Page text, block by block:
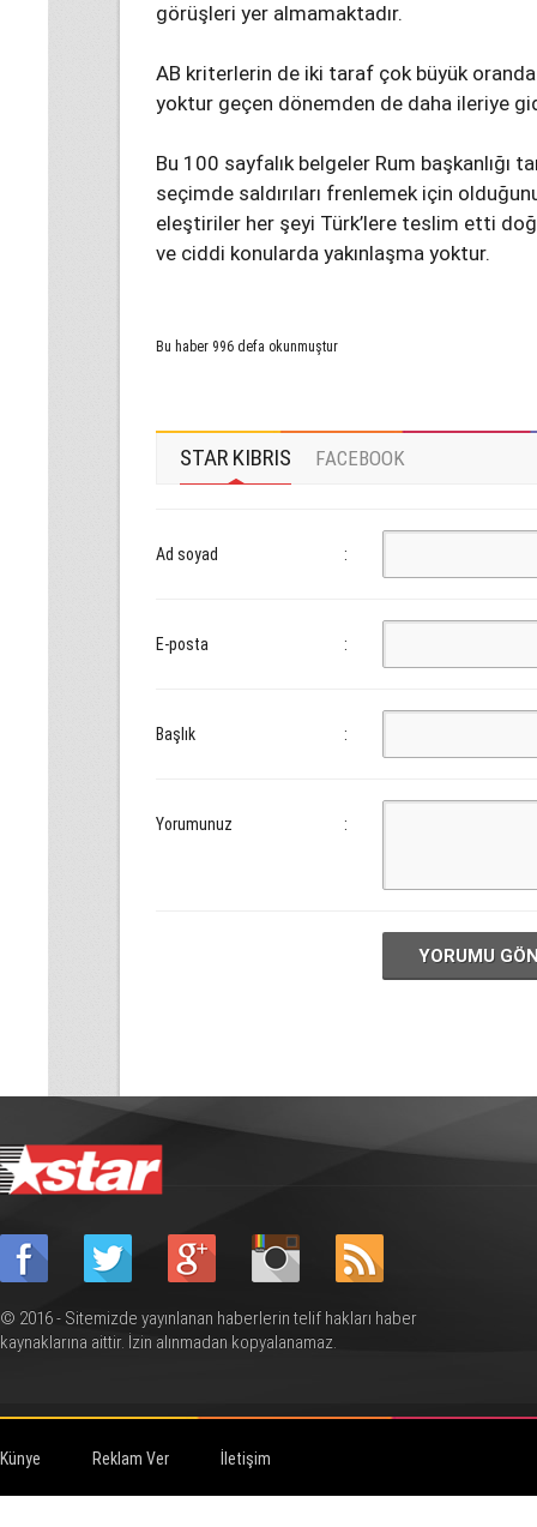
görüşleri yer almamaktadır.
AB kriterlerin de iki taraf çok büyük oranda
yoktur geçen dönemden de daha ileriye
Bu 100 sayfalık belgeler Rum başkanlığı
seçimde saldırıları frenlemek için
eleştiriler her şeyi Türk’lere teslim etti
ve ciddi konularda yakınlaşma yoktur.
Bu haber 996 defa okunmuştur
STAR KIBRIS FACEBOOK
Ad soyad :
E-posta :
Başlık :
Yorumunuz :
YORUMU
© 2016 - Sitemizde yayınlanan haberlerin telif hakları haber
kaynaklarına aittir. İzin alınmadan kopyalanamaz.
Künye Reklam Ver İletişim